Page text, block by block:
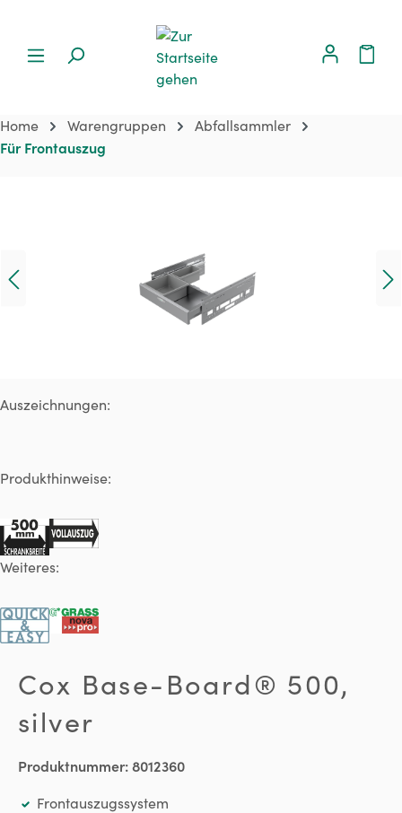
Home Warengruppen Abfallsammler
Für Frontauszug
Auszeichnungen:
Produkthinweise:
Weiteres:
Cox Base-Board® 500,
silver
Produktnummer:8012360
Frontauszugssystem